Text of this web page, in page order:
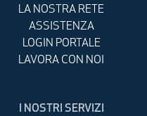
LA NOSTRA RETE
ASSISTENZA
LOGIN PORTALE
LAVORA CON NOI
I NOSTRI SERVIZI